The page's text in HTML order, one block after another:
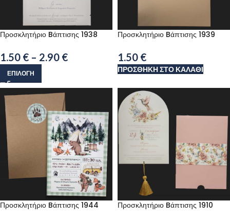
Προσκλητήριο Bάπτισης 1938
1.50 € – 2.90 €
ΕΠΙΛΟΓΉ
Προσκλητήριο Bάπτισης 1939
1.50 €
ΠΡΟΣΘΉΚΗ ΣΤΟ ΚΑΛΆΘΙ
Προσκλητήριο Bάπτισης 1944 Προσκλητήριο Bάπτισης 1910